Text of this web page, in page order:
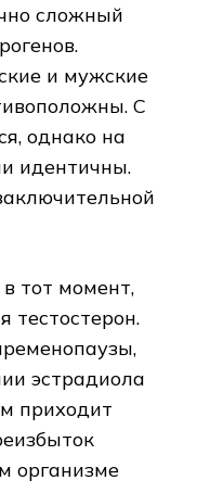
сложный
и мужские
С
однако на
идентичны.
тот момент,
тестостерон.
эстрадиола
приходит
организме